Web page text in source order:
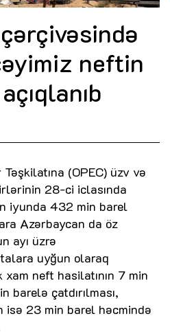
neftin
(OPEC) üzv və
28-ci iclasında
iyunda 432 min barel
Azərbaycan da öz
ayı üzrə
uyğun olaraq
neft hasilatının 7 min
barelə çatdırılması,
23 min barel həcmində